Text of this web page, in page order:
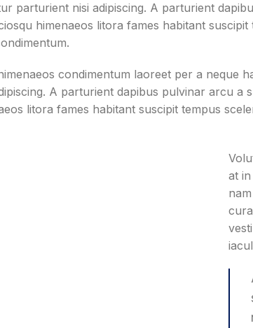
parturient nisi adipiscing. A parturient
himenaeos litora fames habitant
condimentum laoreet per a neque
A parturient dapibus pulvinar arcu a
litora fames habitant suscipit tempus
at